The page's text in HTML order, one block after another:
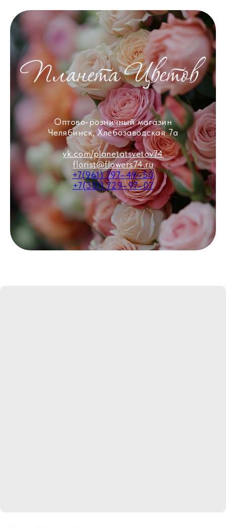
Оптово-розничный магазин
Челябинск, Хлебозаводская 7а
vk.com/planetatsvetov74
florist@flowers74.ru
+7(961) 797–49–50
+7(351) 729–97–07